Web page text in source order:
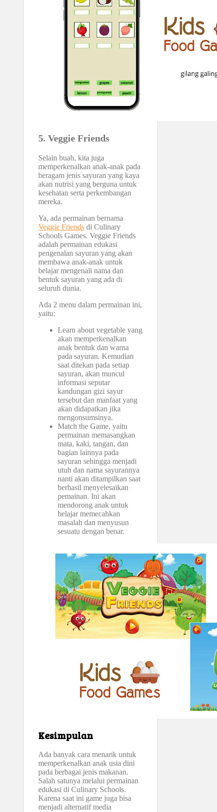
5. Veggie Friends
Selain buah, kita juga
memperkenalkan anak-anak pada
beragam jenis sayuran yang kaya
akan nutrisi yang berguna untuk
kesehatan serta perkembangan
mereka.
Ya, ada permainan bernama
Veggie Friends di Culinary
Schools Games. Veggie Friends
adalah permainan edukasi
pengenalan sayuran yang akan
membawa anak-anak untuk
belajar mengenali nama dan
bentuk sayuran yang ada di
seluruh dunia.
Ada 2 menu dalam permainan ini,
yaitu:
Learn about vegetable yang
akan memperkenalkan
anak bentuk dan warna
pada sayuran. Kemudian
saat ditekan pada setiap
sayuran, akan muncul
informasi seputar
kandungan gizi sayur
tersebut dan manfaat yang
akan didapatkan jika
mengonsumsinya.
Match the Game, yaitu
permainan memasangkan
mata, kaki, tangan, dan
bagian lainnya pada
sayuran sehingga menjadi
utuh dan nama sayurannya
nanti akan ditampilkan saat
berhasil menyelesaikan
pemainan. Ini akan
mendorong anak untuk
belajar memecahkan
masalah dan menyusun
sesuatu dengan benar.
Kesimpulan
Ada banyak cara menarik untuk
memperkenalkan anak usia dini
pada berbagai jenis makanan.
Salah satunya melalui permainan
edukasi di Culinary Schools.
Karena saat ini game juga bisa
menjadi alternatif media